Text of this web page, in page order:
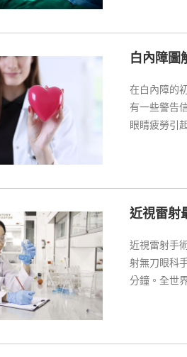
白內障圖
在白內障的
有一些警告
眼睛疲勞引
近視雷射
近視雷射手
射無刀眼科
分鐘。全世